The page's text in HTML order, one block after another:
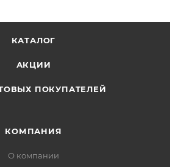
КАТАЛОГ
АКЦИИ
ПОКУПАТЕЛЕЙ
КОМПАНИЯ
О компании